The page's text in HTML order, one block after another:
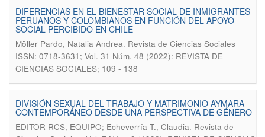
DIFERENCIAS EN EL BIENESTAR SOCIAL DE INMIGRANTES
PERUANOS Y COLOMBIANOS EN FUNCIÓN DEL APOYO
SOCIAL PERCIBIDO EN CHILE
Möller Pardo, Natalia Andrea. Revista de Ciencias Sociales
ISSN: 0718-3631; Vol. 31 Núm. 48 (2022): REVISTA DE
CIENCIAS SOCIALES; 109 - 138
DIVISIÓN SEXUAL DEL TRABAJO Y MATRIMONIO AYMARA
CONTEMPORÁNEO DESDE UNA PERSPECTIVA DE GÉNERO
EDITOR RCS, EQUIPO; Echeverría T., Claudia. Revista de